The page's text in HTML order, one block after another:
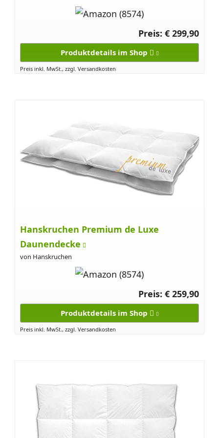
Preis: € 299,90
Produktdetails im Shop
Preis inkl. MwSt., zzgl. Versandkosten
Hanskruchen Premium de Luxe
Daunendecke
von Hanskruchen
Preis: € 259,90
Produktdetails im Shop
Preis inkl. MwSt., zzgl. Versandkosten